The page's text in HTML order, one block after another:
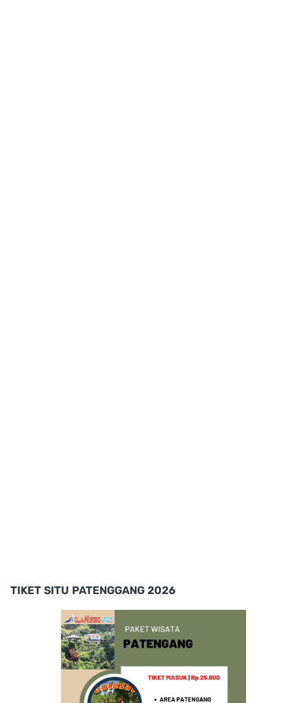
TIKET SITU PATENGGANG 2026